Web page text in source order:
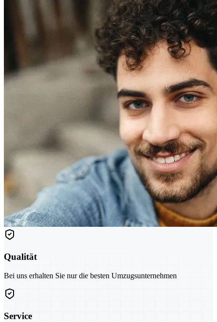
Qualität
Bei uns erhalten Sie nur die besten Umzugsunternehmen
Service